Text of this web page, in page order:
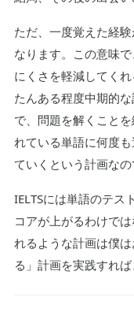
ただ、一度覚えた経
なります。この意味
にくさを軽減してく
たんある程度中期的
で、問題を解くこと
れている単語に何度
ていくという計画なの
IELTSには単語のテス
コアが上がるわけで
れるような計画は僕
る」計画を実践すれ